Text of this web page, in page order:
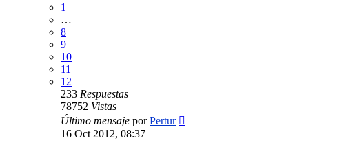
1
…
8
9
10
11
12
233 Respuestas
78752 Vistas
Último mensaje porPertur
16 Oct 2012, 08:37